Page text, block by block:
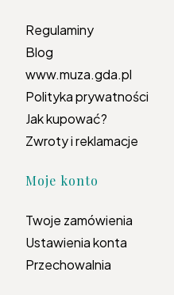
Regulaminy
Blog
www.muza.gda.pl
Polityka prywatności
Jak kupować?
Zwroty i reklamacje
Moje konto
Twoje zamówienia
Ustawienia konta
Przechowalnia